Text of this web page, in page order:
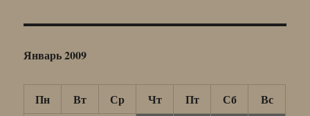
Январь 2009
Пн Вт Ср Чт Пт Сб
Вс